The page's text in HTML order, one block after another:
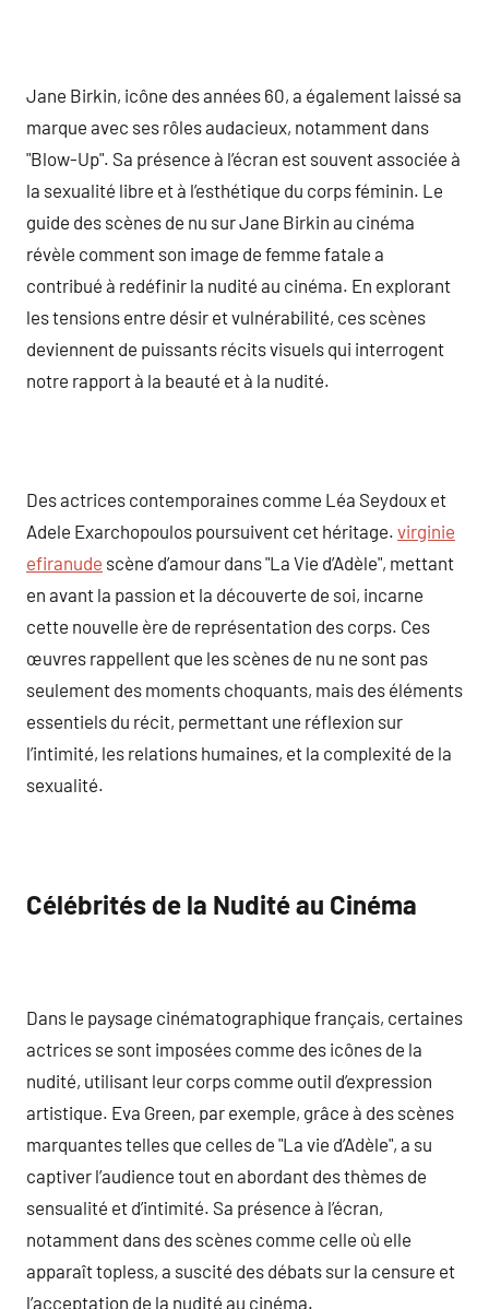
Jane Birkin, icône des années 60, a également laissé sa
marque avec ses rôles audacieux, notamment dans
"Blow-Up". Sa présence à l’écran est souvent associée à
la sexualité libre et à l’esthétique du corps féminin. Le
guide des scènes de nu sur Jane Birkin au cinéma
révèle comment son image de femme fatale a
contribué à redéfinir la nudité au cinéma. En explorant
les tensions entre désir et vulnérabilité, ces scènes
deviennent de puissants récits visuels qui interrogent
notre rapport à la beauté et à la nudité.
Des actrices contemporaines comme Léa Seydoux et
Adele Exarchopoulos poursuivent cet héritage. virginie
efiranude scène d’amour dans "La Vie d’Adèle", mettant
en avant la passion et la découverte de soi, incarne
cette nouvelle ère de représentation des corps. Ces
œuvres rappellent que les scènes de nu ne sont pas
seulement des moments choquants, mais des éléments
essentiels du récit, permettant une réflexion sur
l’intimité, les relations humaines, et la complexité de la
sexualité.
Célébrités de la Nudité au Cinéma
Dans le paysage cinématographique français, certaines
actrices se sont imposées comme des icônes de la
nudité, utilisant leur corps comme outil d’expression
artistique. Eva Green, par exemple, grâce à des scènes
marquantes telles que celles de "La vie d’Adèle", a su
captiver l’audience tout en abordant des thèmes de
sensualité et d’intimité. Sa présence à l’écran,
notamment dans des scènes comme celle où elle
apparaît topless, a suscité des débats sur la censure et
l’acceptation de la nudité au cinéma.